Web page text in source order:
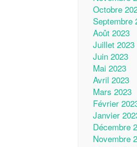
Octobre
Septembre
Août 2023
Juillet 2023
Juin 2023
Mai 2023
Avril 2023
Mars 2023
Février
Janvier
Décembre
Novembre